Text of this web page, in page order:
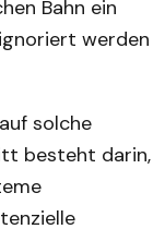
Bahn ein
werden
solche
besteht darin,